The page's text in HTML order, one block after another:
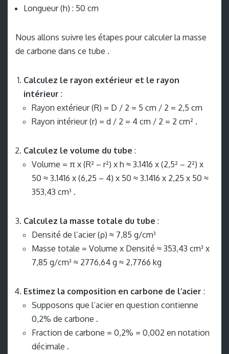
Longueur (h) : 50 cm
Nous allons suivre les étapes pour calculer la masse
de carbone dans ce tube .
Calculez le rayon extérieur et le rayon
intérieur :
Rayon extérieur (R) = D / 2 = 5 cm / 2 = 2,5 cm
Rayon intérieur (r) = d / 2 = 4 cm / 2 = 2 cm² .
Calculez le volume du tube :
Volume = π x (R² – r²) x h ≈ 3.1416 x (2,5² – 2²) x
50 ≈ 3.1416 x (6,25 – 4) x 50 ≈ 3.1416 x 2,25 x 50 ≈
353,43 cm³ .
Calculez la masse totale du tube :
Densité de l’acier (ρ) ≈ 7,85 g/cm³
Masse totale = Volume x Densité ≈ 353,43 cm³ x
7,85 g/cm³ ≈ 2776,64 g ≈ 2,7766 kg
Estimez la composition en carbone de l’acier :
Supposons que l’acier en question contienne
0,2% de carbone .
Fraction de carbone = 0,2% = 0,002 en notation
décimale .